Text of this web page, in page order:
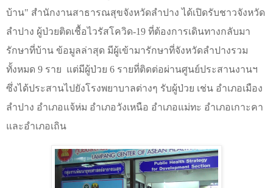
บ้าน" สำนักงานสาธารณสุขจังหวัดลำปาง ได้เปิดรับชาวจังหวัด
ลำปาง ผู้ป่วยติดเชื้อไวรัสโควิด-19 ที่ต้องการเดินทางกลับมา
รักษาที่บ้าน ข้อมูลล่าสุด มีผู้เข้ามารักษาที่จังหวัดลำปางรวม
ทั้งหมด 9 ราย แต่มีผู้ป่วย 6 รายที่ติดต่อผ่านศูนย์ประสานงานฯ
ซึ่งได้ประสานไปยังโรงพยาบาลต่างๆ รับผู้ป่วย เช่น อำเภอเมือง
ลำปาง อำเภอแจ้ห่ม อำเภอวังเหนือ อำเภอแม่ทะ อำเภอเกาะคา
และอำเภอเถิน